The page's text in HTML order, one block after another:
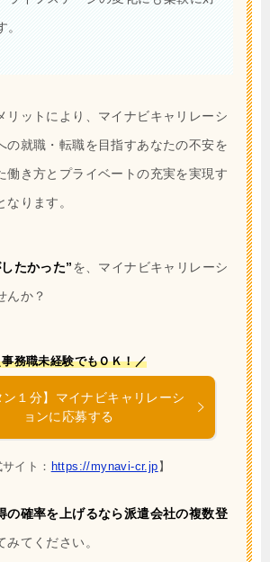
リットにより、マイナビキャリレーシ
の就職・転職を目指すあなたの不安を
働き方とプライベートの充実を実現す
なります。
たかった”を、マイナビキャリレーシ
んか？
事務職未経験でもＯＫ！／
ン１分】マイナビキャリレーシ
ョンに応募する
サイト： https://mynavi-cr.jp 】
の確率を上げるなら派遣会社の複数登
みてください。